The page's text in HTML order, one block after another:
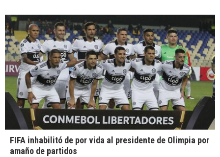
FIFA inhabilitó de por vida al presidente de Olimpia por
amaño de partidos